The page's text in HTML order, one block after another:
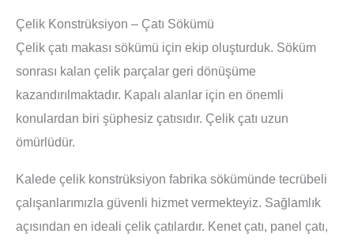
Çelik Konstrüksiyon – Çatı Sökümü
Çelik çatı makası sökümü için ekip oluşturduk. Söküm
sonrası kalan çelik parçalar geri dönüşüme
kazandırılmaktadır. Kapalı alanlar için en önemli
konulardan biri şüphesiz çatısıdır. Çelik çatı uzun
ömürlüdür.
Kalede çelik konstrüksiyon fabrika sökümünde tecrübeli
çalışanlarımızla güvenli hizmet vermekteyiz. Sağlamlık
açısından en ideali çelik çatılardır. Kenet çatı, panel çatı,